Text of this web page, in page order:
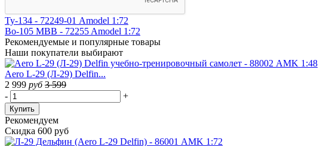
Ту-134 - 72249-01 Amodel 1:72
Bo-105 MBB - 72255 Amodel 1:72
Рекомендуемые и популярные товары
Наши покупатели выбирают
Aero L-29 (Л-29) Delfin...
2 999 руб 3 599
-
+
Купить
Рекомендуем
Скидка 600 руб